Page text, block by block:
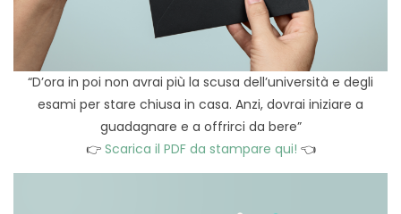
“D’ora in poi non avrai più la scusa dell’università e degli
esami per stare chiusa in casa. Anzi, dovrai iniziare a
guadagnare e a offrirci da bere”
👉 Scarica il PDF da stampare qui! 👈